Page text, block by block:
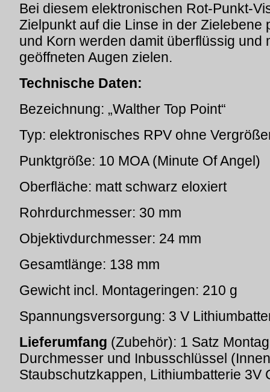
Bei diesem elektronischen Rot-Punkt-
Zielpunkt auf die Linse in der Zielebene
und Korn werden damit überflüssig und
geöffneten Augen zielen.
Technische Daten:
Bezeichnung: „Walther Top Point“
Typ: elektronisches RPV ohne
Punktgröße: 10 MOA (Minute Of Angel)
Oberfläche: matt schwarz eloxiert
Rohrdurchmesser: 30 mm
Objektivdurchmesser: 24 mm
Gesamtlänge: 138 mm
Gewicht incl. Montageringen: 210 g
Spannungsversorgung: 3 V
Lieferumfang (Zubehör): 1 Satz
Durchmesser und Inbusschlüssel
Staubschutzkappen, Lithiumbatterie 3V